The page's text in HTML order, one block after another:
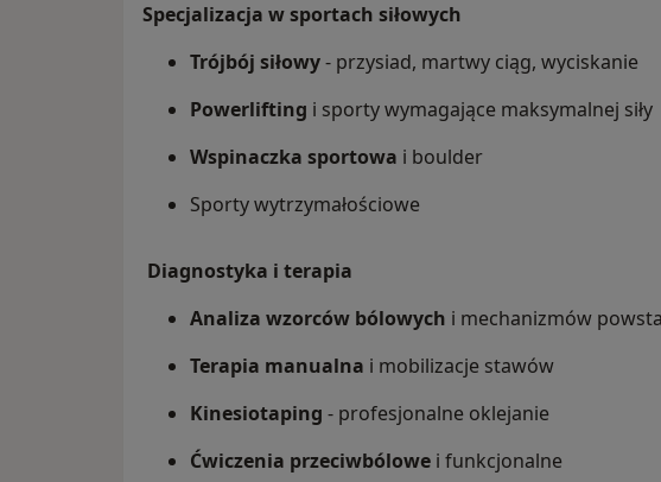
Specjalizacja w sportach siłowych
Trójbój siłowy- przysiad, martwy ciąg, wyciskanie
Powerlifting i sporty wymagające maksymalnej siły
Wspinaczka sportowa i boulder
Sporty wytrzymałościowe
Diagnostyka i terapia
Analiza wzorców bólowych i mechanizmów
Terapia manualna i mobilizacje stawów
Kinesiotaping - profesjonalne oklejanie
Ćwiczenia przeciwbólowe i funkcjonalne